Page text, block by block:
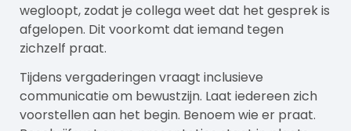
wegloopt, zodat je collega weet dat het gesprek is
afgelopen. Dit voorkomt dat iemand tegen
zichzelf praat.
Tijdens vergaderingen vraagt inclusieve
communicatie om bewustzijn. Laat iedereen zich
voorstellen aan het begin. Benoem wie er praat.